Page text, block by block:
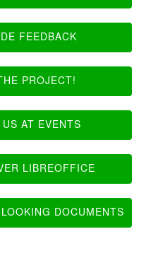
FEEDBACK
PROJECT!
AT EVENTS
LIBREOFFICE
DOCUMENTS